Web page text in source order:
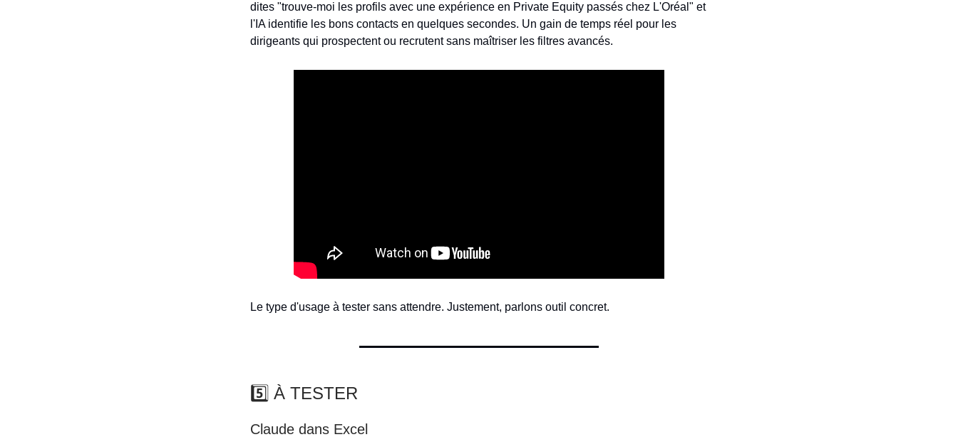
dites "trouve-moi les profils avec une expérience en Private Equity passés chez L'Oréal" et
l'IA identifie les bons contacts en quelques secondes. Un gain de temps réel pour les
dirigeants qui prospectent ou recrutent sans maîtriser les filtres avancés.
Le type d'usage à tester sans attendre. Justement, parlons outil concret.
5️⃣ À TESTER
Claude dans Excel